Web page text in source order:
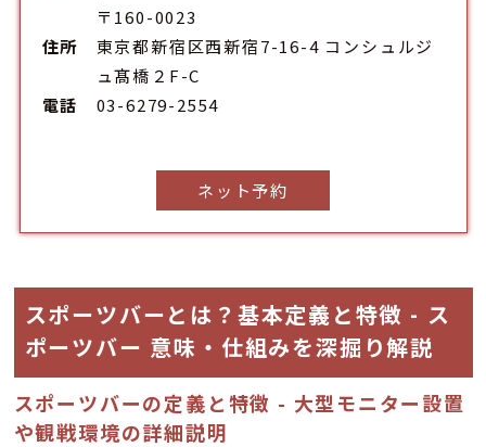
住所
〒160-0023
東京都新宿区西新宿7-16-4 コンシュルジ
ュ髙橋２F-C
電話
03-6279-2554
ネット予約
スポーツバーとは？基本定義と特徴 - ス
ポーツバー 意味・仕組みを深掘り解説
スポーツバーの定義と特徴 - 大型モニター設置
や観戦環境の詳細説明